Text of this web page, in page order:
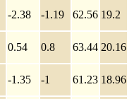
-2.38 -1.19 62.56 19.2
0.54 0.8 63.44 20.16
-1.35 -1 61.23 18.96